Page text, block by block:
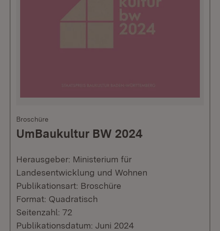
Broschüre
UmBaukultur BW 2024
Herausgeber: Ministerium für
Landesentwicklung und Wohnen
Publikationsart: Broschüre
Format: Quadratisch
Seitenzahl: 72
Publikationsdatum: Juni 2024